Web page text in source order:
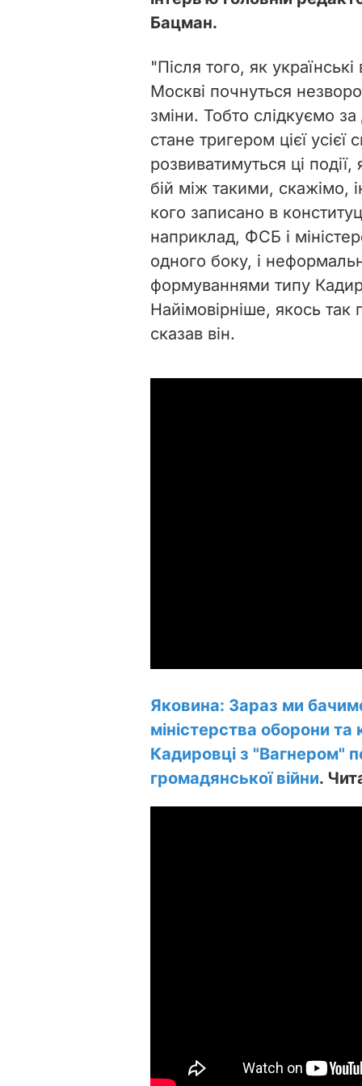
Бацман.
"Після того, як
Москві почнуться
зміни. Тобто слідкуємо
стане тригером цієї
розвиватимуться ці
бій між такими, скажімо,
кого записано в
наприклад, ФСБ і
одного боку, і
формуваннями типу
Найімовірніше, якось так
сказав він.
Яковина: Зараз ми
міністерства оборони та
Кадировці з "Вагнером"
громадянської війни.